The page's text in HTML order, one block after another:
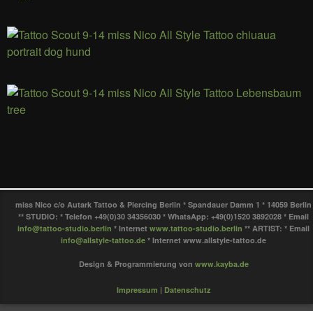
miss Nico c/o Autark Tattoo & Piercing Berlin * Spandauer Damm 1 * 14059 Berlin
** STUDIO: * Telefon +49(0)30 34356030 * WhatsApp: +49(0)1520 3892028 * Email
info@tattoo-studio.berlin * Internet www.tattoo-studio.berlin ** ARTIST: * Email
info@allstyle-tattoo.de * Internet www.allstyle-tattoo.de
Design & Programmierung von www.kayba.de
Impressum | Datenschutz